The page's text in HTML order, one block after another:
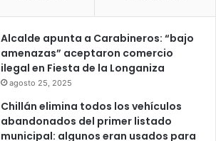
Alcalde apunta a Carabineros: “bajo
amenazas” aceptaron comercio
ilegal en Fiesta de la Longaniza
agosto 25, 2025
Chillán elimina todos los vehículos
abandonados del primer listado
municipal: algunos eran usados para